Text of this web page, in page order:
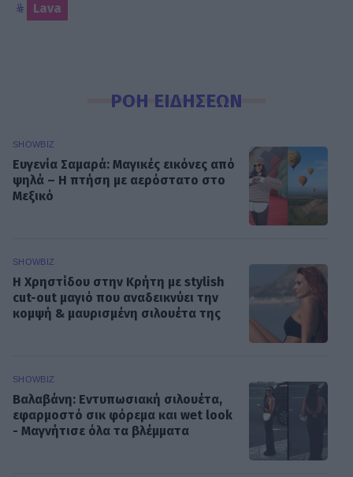
Lava
ΡΟΗ ΕΙΔΗΣΕΩΝ
SHOWBIZ
Ευγενία Σαμαρά: Μαγικές εικόνες από
ψηλά – Η πτήση με αερόστατο στο
Μεξικό
SHOWBIZ
Η Χρηστίδου στην Κρήτη με stylish
cut-out μαγιό που αναδεικνύει την
κομψή & μαυρισμένη σιλουέτα της
SHOWBIZ
Βαλαβάνη: Εντυπωσιακή σιλουέτα,
εφαρμοστό σικ φόρεμα και wet look
- Μαγνήτισε όλα τα βλέμματα